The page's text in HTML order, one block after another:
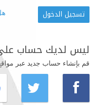
ليس لديك حساب
قم بإنشاء حساب جديد عبر مواقع